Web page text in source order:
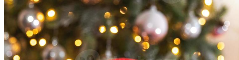
PNGs
PSDs
SVGs
Modelli
Vettori
Videos